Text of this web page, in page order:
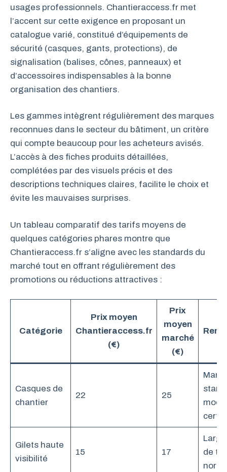
usages professionnels. Chantieraccess.fr met
l’accent sur cette exigence en proposant un
catalogue varié, constitué d’équipements de
sécurité (casques, gants, protections), de
signalisation (balises, cônes, panneaux) et
d’accessoires indispensables à la bonne
organisation des chantiers.
Les gammes intègrent régulièrement des marques
reconnues dans le secteur du bâtiment, un critère
qui compte beaucoup pour les acheteurs avisés.
L’accès à des fiches produits détaillées,
complétées par des visuels précis et des
descriptions techniques claires, facilite le choix et
évite les mauvaises surprises.
Un tableau comparatif des tarifs moyens de
quelques catégories phares montre que
Chantieraccess.fr s’aligne avec les standards du
marché tout en offrant régulièrement des
promotions ou réductions attractives :
Catégorie
Prix moyen
Chantieraccess.fr
(€)
Prix
moyen
marché
(€)
Casques de
chantier
22 25
Gilets haute
visibilité
15 17
de